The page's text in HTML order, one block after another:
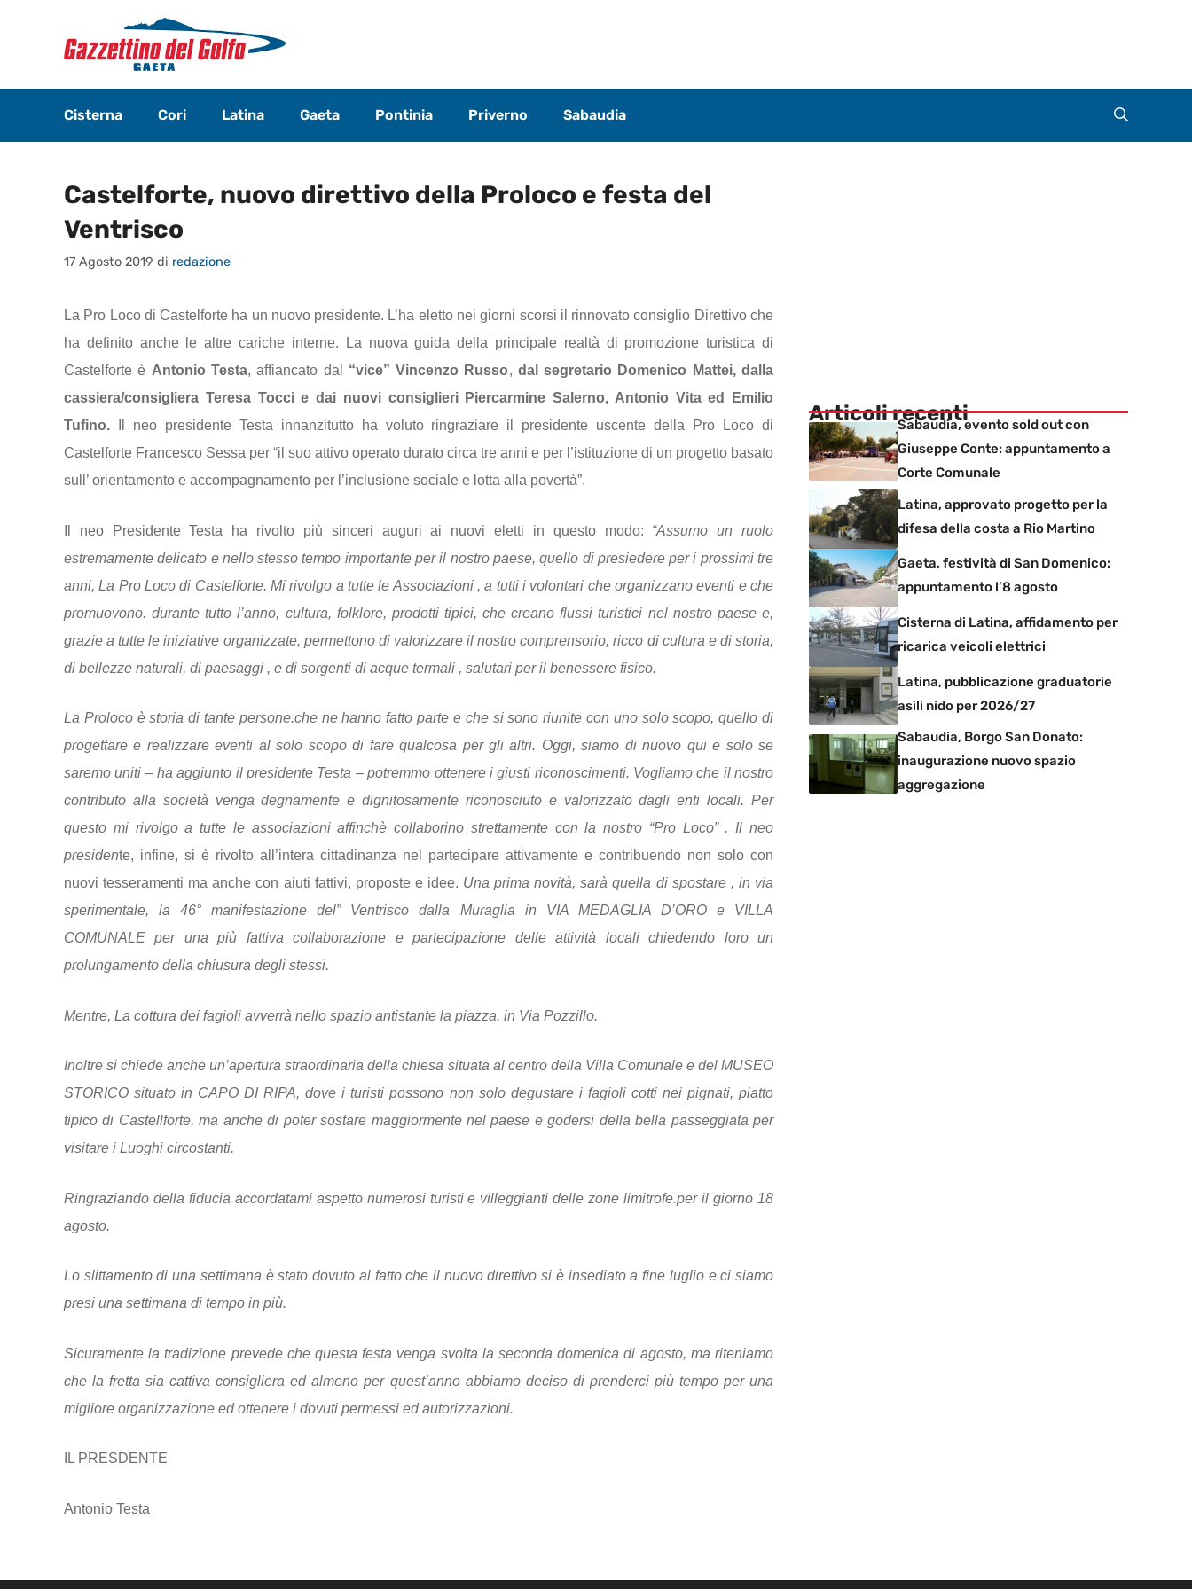
contenuto
Cisterna Cori Latina Gaeta Pontinia Priverno Sabaudia
Castelforte, nuovo direttivo della Proloco e festa del
Ventrisco
17 Agosto 2019 di redazione
La Pro Loco di Castelforte ha un nuovo presidente. L’ha eletto nei giorni scorsi il rinnovato consiglio Direttivo che
ha definito anche le altre cariche interne. La nuova guida della principale realtà di promozione turistica di
Castelforte è Antonio Testa, affiancato dal “vice” Vincenzo Russo, dal segretario Domenico Mattei, dalla
cassiera/consigliera Teresa Tocci e dai nuovi consiglieri Piercarmine Salerno, Antonio Vita ed Emilio
Tufino. Il neo presidente Testa innanzitutto ha voluto ringraziare il presidente uscente della Pro Loco di
Castelforte Francesco Sessa per “il suo attivo operato durato circa tre anni e per l’istituzione di un progetto basato
sull’ orientamento e accompagnamento per l’inclusione sociale e lotta alla povertà”.
Il neo Presidente Testa ha rivolto più sinceri auguri ai nuovi eletti in questo modo: “Assumo un ruolo
estremamente delicato e nello stesso tempo importante per il nostro paese, quello di presiedere per i prossimi tre
anni, La Pro Loco di Castelforte. Mi rivolgo a tutte le Associazioni , a tutti i volontari che organizzano eventi e che
promuovono. durante tutto l’anno, cultura, folklore, prodotti tipici, che creano flussi turistici nel nostro paese e,
grazie a tutte le iniziative organizzate, permettono di valorizzare il nostro comprensorio, ricco di cultura e di storia,
di bellezze naturali, di paesaggi , e di sorgenti di acque termali , salutari per il benessere fisico.
La Proloco è storia di tante persone.che ne hanno fatto parte e che si sono riunite con uno solo scopo, quello di
progettare e realizzare eventi al solo scopo di fare qualcosa per gli altri. Oggi, siamo di nuovo qui e solo se
saremo uniti – ha aggiunto il presidente Testa – potremmo ottenere i giusti riconoscimenti. Vogliamo che il nostro
contributo alla società venga degnamente e dignitosamente riconosciuto e valorizzato dagli enti locali. Per
questo mi rivolgo a tutte le associazioni affinchè collaborino strettamente con la nostro “Pro Loco” . Il neo
presidente, infine, si è rivolto all’intera cittadinanza nel partecipare attivamente e contribuendo non solo con
nuovi tesseramenti ma anche con aiuti fattivi, proposte e idee. Una prima novità, sarà quella di spostare , in via
sperimentale, la 46° manifestazione del” Ventrisco dalla Muraglia in VIA MEDAGLIA D’ORO e VILLA
COMUNALE per una più fattiva collaborazione e partecipazione delle attività locali chiedendo loro un
prolungamento della chiusura degli stessi.
Mentre, La cottura dei fagioli avverrà nello spazio antistante la piazza, in Via Pozzillo.
Inoltre si chiede anche un’apertura straordinaria della chiesa situata al centro della Villa Comunale e del MUSEO
STORICO situato in CAPO DI RIPA, dove i turisti possono non solo degustare i fagioli cotti nei pignati, piatto
tipico di Castellforte, ma anche di poter sostare maggiormente nel paese e godersi della bella passeggiata per
visitare i Luoghi circostanti.
Ringraziando della fiducia accordatami aspetto numerosi turisti e villeggianti delle zone limitrofe.per il giorno 18
agosto.
Lo slittamento di una settimana è stato dovuto al fatto che il nuovo direttivo si è insediato a fine luglio e ci siamo
presi una settimana di tempo in più.
Sicuramente la tradizione prevede che questa festa venga svolta la seconda domenica di agosto, ma riteniamo
che la fretta sia cattiva consigliera ed almeno per quest’anno abbiamo deciso di prenderci più tempo per una
migliore organizzazione ed ottenere i dovuti permessi ed autorizzazioni.
IL PRESDENTE
Antonio Testa
Articoli recentiSabaudia, evento sold out con
Giuseppe Conte: appuntamento a
Corte Comunale
Latina, approvato progetto per la
difesa della costa a Rio Martino
Gaeta, festività di San Domenico:
appuntamento l’8 agosto
Cisterna di Latina, affidamento per
ricarica veicoli elettrici
Latina, pubblicazione graduatorie
asili nido per 2026/27
Sabaudia, Borgo San Donato:
inaugurazione nuovo spazio
aggregazione